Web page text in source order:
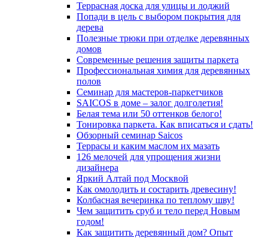
Террасная доска для улицы и лоджий
Попади в цель с выбором покрытия для
дерева
Полезные трюки при отделке деревянных
домов
Современные решения защиты паркета
Профессиональная химия для деревянных
полов
Семинар для мастеров-паркетчиков
SAICOS в доме – залог долголетия!
Белая тема или 50 оттенков белого!
Тонировка паркета. Как вписаться и сдать!
Обзорный семинар Saicos
Террасы и каким маслом их мазать
126 мелочей для упрощения жизни
дизайнера
Яркий Алтай под Москвой
Как омолодить и состарить древесину!
Колбасная вечеринка по теплому шву!
Чем защитить сруб и тело перед Новым
годом!
Как защитить деревянный дом? Опыт